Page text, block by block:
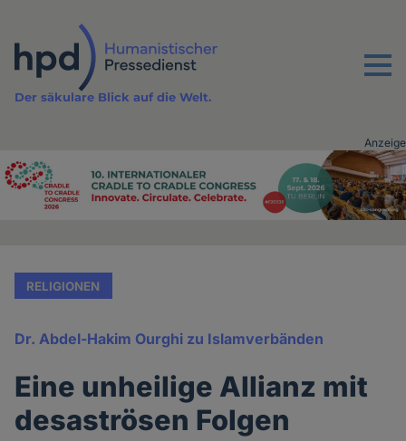
Inhalt
Menu
Der säkulare Blick auf die Welt.
Advertising
Anzeige
RELIGIONEN
Dr. Abdel-Hakim Ourghi zu Islamverbänden
Eine unheilige Allianz mit
desaströsen Folgen